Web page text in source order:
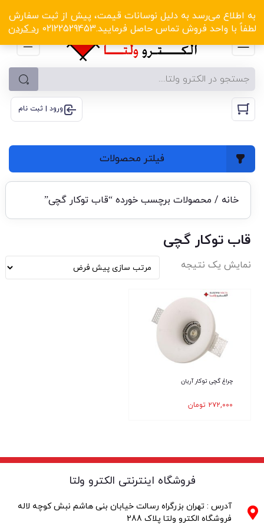
به اطلاع می‌رسد به دلیل نوسانات قیمت، پیش از ثبت سفارش
لطفاً با واحد فروش تماس حاصل فرمایید.02122529453
رد کردن
الکترو ولتا با تخفیف‌های شگفت‌انگیز! کلیک کنید
ورود | ثبت نام
فیلتر محصولات
خانه / محصولات برچسب خورده “قاب توکار گچی”
قاب توکار گچی
نمایش یک نتیجه
چراغ گچی توکار آریان
۲۷۲,۰۰۰ تومان
فروشگاه اینترنتی الکترو ولتا
آدرس : تهران بزرگراه رسالت خیابان بنی هاشم نبش کوچه لاله
فروشگاه الکترو ولتا پلاک 288